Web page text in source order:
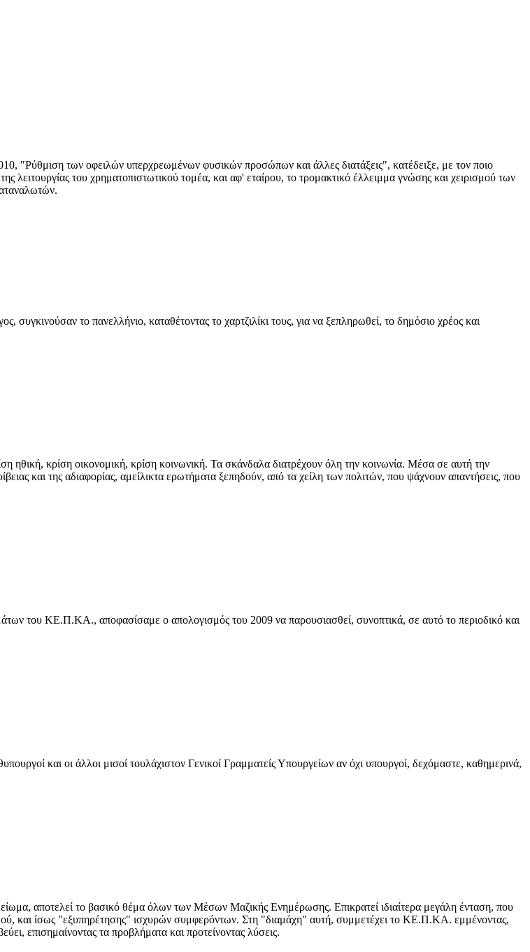
"Ρύθμιση των οφειλών υπερχρεωμένων φυσικών προσώπων και άλλες διατάξεις", κατέδειξε, με τον ποιο
λειτουργίας του χρηματοπιστωτικού τομέα, και αφ' εταίρου, το τρομακτικό έλλειμμα γνώσης και χειρισμού των
το πανελλήνιο, καταθέτοντας το χαρτζιλίκι τους, για να ξεπληρωθεί, το δημόσιο χρέος και
ηθική, κρίση οικονομική, κρίση κοινωνική. Τα σκάνδαλα διατρέχουν όλη την κοινωνία. Μέσα σε αυτή την
και της αδιαφορίας, αμείλικτα ερωτήματα ξεπηδούν, από τα χείλη των πολιτών, που ψάχνουν απαντήσεις, που
του ΚΕ.Π.ΚΑ., αποφασίσαμε ο απολογισμός του 2009 να παρουσιασθεί, συνοπτικά, σε αυτό το περιοδικό και
και οι άλλοι μισοί τουλάχιστον Γενικοί Γραμματείς Υπουργείων αν όχι υπουργοί, δεχόμαστε, καθημερινά,
αποτελεί το βασικό θέμα όλων των Μέσων Μαζικής Ενημέρωσης. Επικρατεί ιδιαίτερα μεγάλη ένταση, που
και ίσως "εξυπηρέτησης" ισχυρών συμφερόντων. Στη "διαμάχη" αυτή, συμμετέχει το ΚΕ.Π.ΚΑ. εμμένοντας,
επισημαίνοντας τα προβλήματα και προτείνοντας λύσεις.